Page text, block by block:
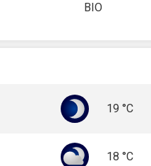
BIO
19 °C
18 °C